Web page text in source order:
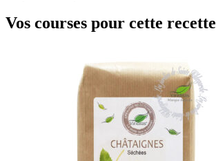
Vos courses pour cette recette